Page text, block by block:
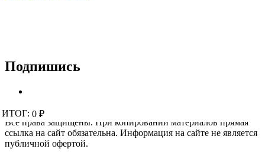
ИТОГ: 0 ₽
ИТОГ: 0 ₽
Подпишись
© 2015 - 2026 «Parket-Select» - магазин напольных покрытий.
Все права защищены. При копировании материалов прямая
ссылка на сайт обязательна. Информация на сайте не является
публичной офертой.